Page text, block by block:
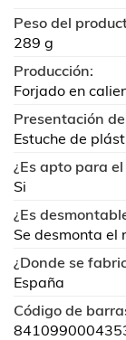
Peso del
289 g
Producción:
Forjado en
Presentación
Estuche de
¿Es apto para
Si
¿Es
Se desmonta el
¿Donde se
España
Código de